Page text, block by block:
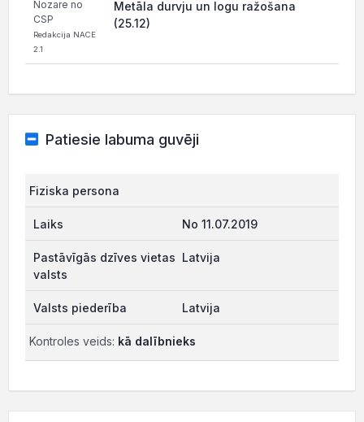
Nozare no
CSP
Redakcija NACE
2.1
Metāla durvju un logu ražošana
(25.12)
Patiesie labuma guvēji
Fiziska persona
No 11.07.2019
Latvija
Latvija
Kontroles veids: kā dalībnieks